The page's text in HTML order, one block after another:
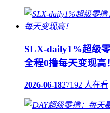
SLX-daily1%超级
全程0撸每天变现高
2026-06-1827192 人在看